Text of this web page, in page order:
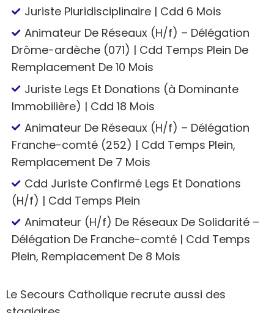
Juriste Pluridisciplinaire | Cdd 6 Mois
Animateur De Réseaux (H/f) – Délégation
Drôme-ardèche (071) | Cdd Temps Plein De
Remplacement De 10 Mois
Juriste Legs Et Donations (à Dominante
Immobilière) | Cdd 18 Mois
Animateur De Réseaux (H/f) – Délégation
Franche-comté (252) | Cdd Temps Plein,
Remplacement De 7 Mois
Cdd Juriste Confirmé Legs Et Donations
(H/f) | Cdd Temps Plein
Animateur (H/f) De Réseaux De Solidarité –
Délégation De Franche-comté | Cdd Temps
Plein, Remplacement De 8 Mois
Le Secours Catholique recrute aussi des